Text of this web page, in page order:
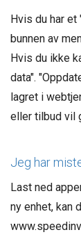
Hvis du har
bunnen av
Hvis du ikke
data".
lagret i
eller tilbud vil
Jeg har
Last ned
ny enhet, kan